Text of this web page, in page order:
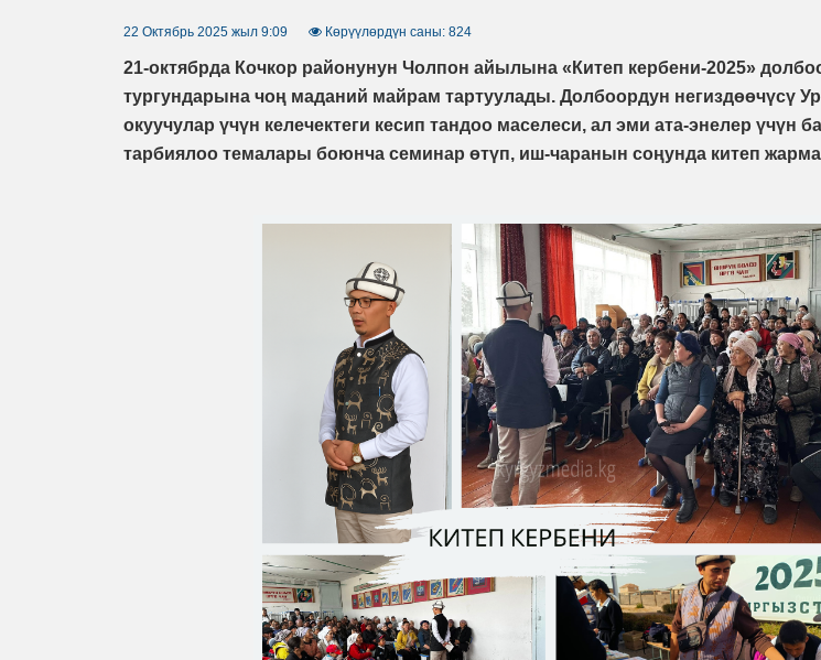
22 Октябрь 2025 жыл 9:09 Көрүүлөрдүн саны: 824
21-октябрда Кочкор районунун Чолпон айылына «Китеп кербени-2025»
тургундарына чоң маданий майрам тартуулады. Долбоордун негиздөөчүсү
окуучулар үчүн келечектеги кесип тандоо маселеси, ал эми ата-энелер үчүн
тарбиялоо темалары боюнча семинар өтүп, иш-чаранын соңунда китеп